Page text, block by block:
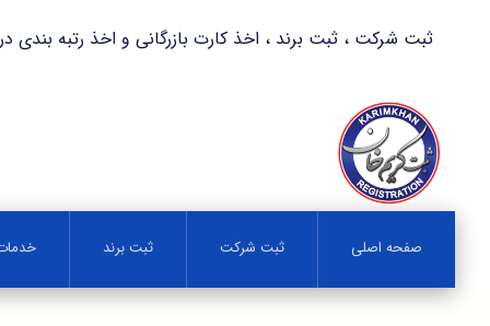
ثبت شرکت ، ثبت برند ، اخذ کارت بازرگانی و اخذ رتبه بندی در کمترین
صفحه اصلی ثبت شرکت ثبت برند